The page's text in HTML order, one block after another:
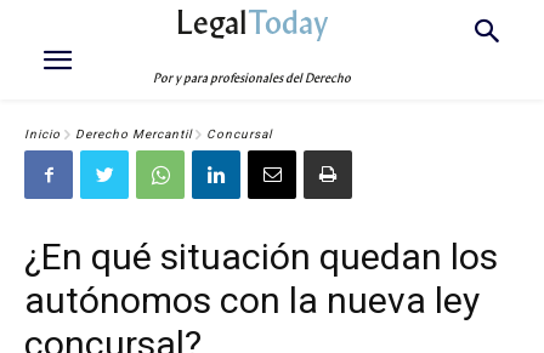
LegalToday
Por y para profesionales del Derecho
Inicio Derecho Mercantil Concursal
¿En qué situación quedan los
autónomos con la nueva ley
concursal?